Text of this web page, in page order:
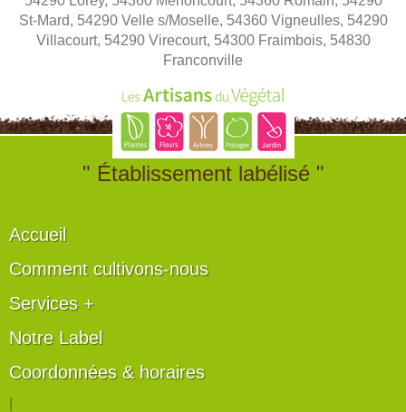
St-Mard, 54290 Velle s/Moselle, 54360 Vigneulles, 54290
Villacourt, 54290 Virecourt, 54300 Fraimbois, 54830
Franconville
" Établissement labélisé "
Accueil
Comment cultivons-nous
Services +
Notre Label
Coordonnées & horaires